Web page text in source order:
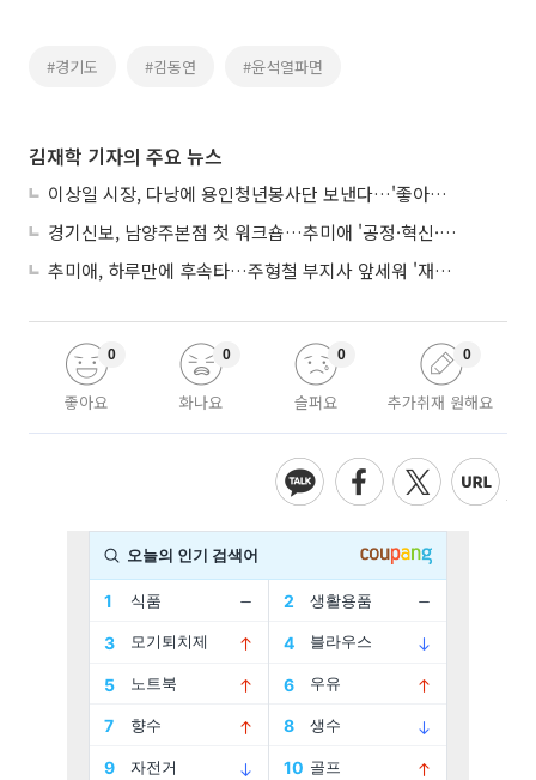
#경기도 #김동연 #윤석열파면
김재학 기자의 주요 뉴스
이상일 시장, 다낭에 용인청년봉사단 보낸다…'좋아용 거리' 만든다
경기신보, 남양주본점 첫 워크숍…추미애 '공정·혁신·포용' 전면 반영
추미애, 하루만에 후속타…주형철 부지사 앞세워 '재정TF' 즉시 가동
좋아요
0
화나요
0
슬퍼요
0
추가취재 원해요
0